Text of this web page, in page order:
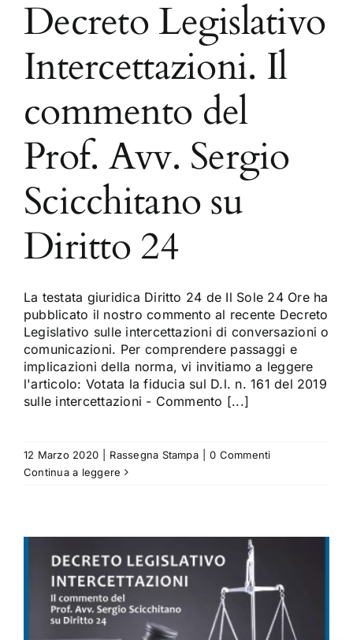
Decreto Legislativo
Intercettazioni. Il
commento del
Prof. Avv. Sergio
Scicchitano su
Diritto 24
La testata giuridica Diritto 24 de Il Sole 24 Ore ha
pubblicato il nostro commento al recente Decreto
Legislativo sulle intercettazioni di conversazioni o
comunicazioni. Per comprendere passaggi e
implicazioni della norma, vi invitiamo a leggere
l'articolo: Votata la fiducia sul D.l. n. 161 del 2019
sulle intercettazioni - Commento [...]
12 Marzo 2020 Rassegna Stampa
0 Commenti
Continua a leggere